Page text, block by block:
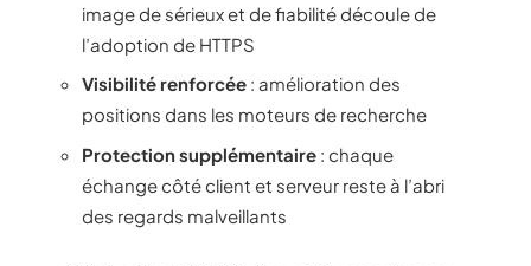
image de sérieux et de fiabilité découle de
l’adoption de HTTPS
Visibilité renforcée : amélioration des
positions dans les moteurs de recherche
Protection supplémentaire : chaque
échange côté client et serveur reste à l’abri
des regards malveillants